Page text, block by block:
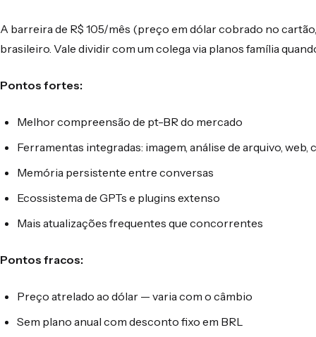
A barreira de R$ 105/mês (preço em dólar cobrado no
brasileiro. Vale dividir com um colega via planos família
Pontos fortes:
Melhor compreensão de pt-BR do mercado
Ferramentas integradas: imagem, análise de arquivo, web,
Memória persistente entre conversas
Ecossistema de GPTs e plugins extenso
Mais atualizações frequentes que concorrentes
Pontos fracos:
Preço atrelado ao dólar — varia com o câmbio
Sem plano anual com desconto fixo em BRL